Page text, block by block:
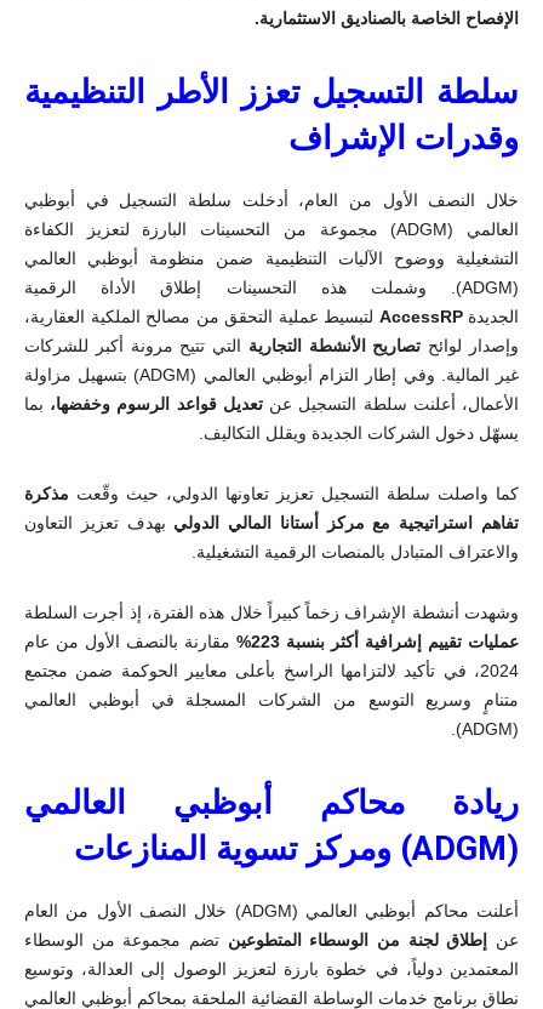
الإفصاح الخاصة بالصناديق الاستثمارية.
سلطة التسجيل تعزز الأطر التنظيمية
وقدرات الإشراف
خلال النصف الأول من العام، أدخلت سلطة التسجيل في أبوظبي
العالمي (ADGM) مجموعة من التحسينات البارزة لتعزيز الكفاءة
التشغيلية ووضوح الآليات التنظيمية ضمن منظومة أبوظبي العالمي
(
ADGM). وشملت هذه التحسينات إطلاق الأداة الرقمية
الجديدةAccessRP لتبسيط عملية التحقق من مصالح الملكية العقارية،
وإصدار لوائح تصاريح الأنشطة التجارية التي تتيح مرونة أكبر للشركات
غير المالية. وفي إطار التزام أبوظبي العالمي (ADGM) بتسهيل مزاولة
الأعمال، أعلنت سلطة التسجيل عنتعديل قواعد الرسوم وخفضها، بما
يسهّل دخول الشركات الجديدة ويقلل التكاليف.
كما واصلت سلطة التسجيل تعزيز تعاونها الدولي، حيث وقّعت مذكرة
تفاهم استراتيجية مع مركز أستانا المالي الدولي بهدف تعزيز التعاون
والاعتراف المتبادل بالمنصات الرقمية التشغيلية.
وشهدت أنشطة الإشراف زخماً كبيراً خلال هذه الفترة، إذ أجرت السلطة
عمليات تقييم إشرافية أكثر بنسبة 223%
مقارنة بالنصف الأول من عام
2024، في تأكيد لالتزامها الراسخ بأعلى معايير الحوكمة ضمن مجتمع
متنامٍ وسريع التوسع من الشركات المسجلة في أبوظبي العالمي
(
ADGM
)
ريادة محاكم أبوظبي العالمي
(
ADGM) ومركز تسوية المنازعات
أعلنت محاكم أبوظبي العالمي (ADGM) خلال النصف الأول من العام
عن
إطلاق لجنة من الوسطاء المتطوعين تضم مجموعة من الوسطاء
المعتمدين دولياً، في خطوة بارزة لتعزيز الوصول إلى العدالة، وتوسيع
نطاق برنامج خدمات الوساطة القضائية الملحقة بمحاكم أبوظبي العالمي